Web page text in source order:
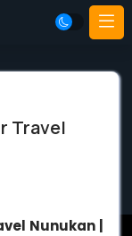
Travel
Nunukan |